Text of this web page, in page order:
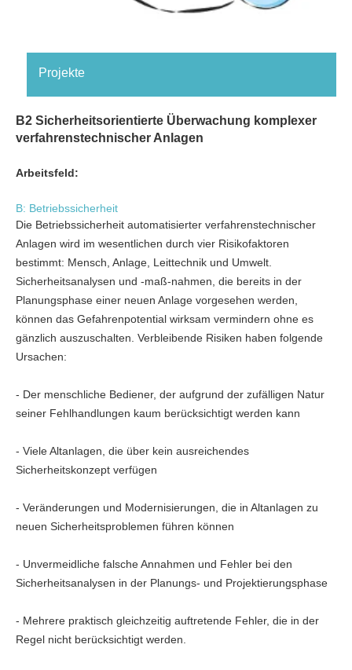
Projekte
B2 Sicherheitsorientierte Überwachung komplexer
verfahrenstechnischer Anlagen
Arbeitsfeld:
B: Betriebssicherheit
Die Betriebssicherheit automatisierter verfahrenstechnischer
Anlagen wird im wesentlichen durch vier Risikofaktoren
bestimmt: Mensch, Anlage, Leittechnik und Umwelt.
Sicherheitsanalysen und -maß-nahmen, die bereits in der
Planungsphase einer neuen Anlage vorgesehen werden,
können das Gefahrenpotential wirksam vermindern ohne es
gänzlich auszuschalten. Verbleibende Risiken haben folgende
Ursachen:
- Der menschliche Bediener, der aufgrund der zufälligen Natur
seiner Fehlhandlungen kaum berücksichtigt werden kann
- Viele Altanlagen, die über kein ausreichendes
Sicherheitskonzept verfügen
- Veränderungen und Modernisierungen, die in Altanlagen zu
neuen Sicherheitsproblemen führen können
- Unvermeidliche falsche Annahmen und Fehler bei den
Sicherheitsanalysen in der Planungs- und Projektierungsphase
- Mehrere praktisch gleichzeitig auftretende Fehler, die in der
Regel nicht berücksichtigt werden.